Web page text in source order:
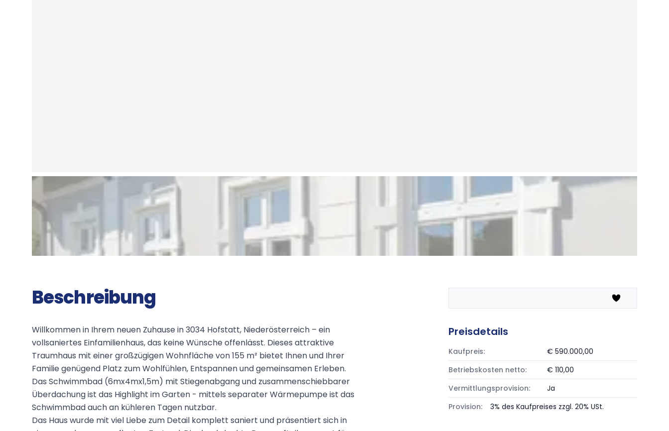
Beschreibung
Willkommen in Ihrem neuen Zuhause in 3034 Hofstatt, Niederösterreich – ein
vollsaniertes Einfamilienhaus, das keine Wünsche offenlässt. Dieses attraktive
Traumhaus mit einer großzügigen Wohnfläche von 155 m² bietet Ihnen und Ihrer
Familie genügend Platz zum Wohlfühlen, Entspannen und gemeinsamen Erleben.
Das Schwimmbad (6mx4mx1,5m) mit Stiegenabgang und zusammenschiebbarer
Überdachung ist das Highlight im Garten - mittels separater Wärmepumpe ist das
Schwimmbad auch an kühleren Tagen nutzbar.
Das Haus wurde mit viel Liebe zum Detail komplett saniert und präsentiert sich in
Preisdetails
Kaufpreis:
€ 590.000,00
Betriebskosten netto:
€ 110,00
Vermittlungsprovision:
Ja
Provision:
3% des Kaufpreises zzgl. 20% USt.